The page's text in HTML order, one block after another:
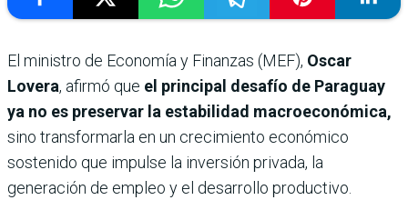
El ministro de Economía y Finanzas (MEF), Oscar
Lovera, afirmó que el principal desafío de Paraguay
ya no es preservar la estabilidad macroeconómica,
sino transformarla en un crecimiento económico
sostenido que impulse la inversión privada, la
generación de empleo y el desarrollo productivo.